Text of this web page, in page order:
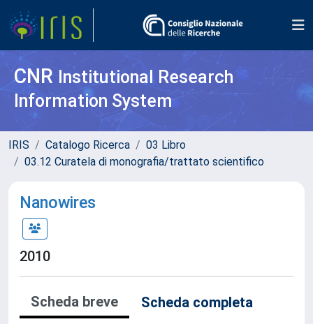
CNR Institutional Research
Information System
IRIS Catalogo Ricerca
03 Libro
03.12 Curatela di monografia/trattato scientifico
Nanowires
2010
Scheda breve
Scheda completa